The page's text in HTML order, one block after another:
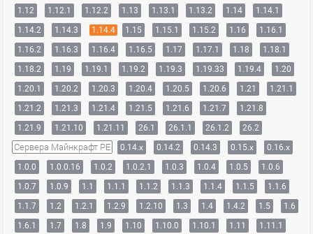
1.12
1.12.1 1.12.2 1.13 1.13.1 1.13.2 1.14
1.14.1
1.14.2
1.14.3 1.14.4 1.15 1.15.1 1.15.2 1.16
1.16.1
1.16.2
1.16.3 1.16.4 1.16.5 1.17 1.17.1 1.18
1.18.1
1.18.2
1.19 1.19.1 1.19.2 1.19.3 1.19.33 1.19.4
1.20
1.20.1
1.20.2 1.20.3 1.20.4 1.20.5 1.20.6 1.21
1.21.1
1.21.2
1.21.3 1.21.4 1.21.5 1.21.6 1.21.7
1.21.8
1.21.9
1.21.10 1.21.11 26.1 26.1.1 26.1.2 26.2
Сервера Майнкрафт PE 0.14.x 0.14.2 0.14.3 0.15.x
0.16.x
1.0.0
1.0.0.16 1.0.2 1.0.2.1 1.0.3 1.0.4 1.0.5
1.0.6
1.0.7
1.0.9 1.1 1.1.1 1.1.2 1.1.3 1.1.4 1.1.5
1.1.6
1.1.7
1.2 1.2.1 1.2.9 1.2.10 1.3 1.4 1.4.2 1.5
1.6
1.6.1
1.7 1.8 1.9 1.10 1.10.0 1.10.1 1.11
1.11.1